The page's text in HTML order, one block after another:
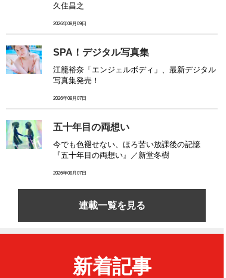
久住昌之
2026年08月09日
SPA！デジタル写真集
江籠裕奈「エンジェルボディ」、最新デジタル
写真集発売！
2026年08月07日
五十年目の両想い
今でも色褪せない、ほろ苦い放課後の記憶
『五十年目の両想い』／新堂冬樹
2026年08月07日
連載一覧を見る
新着記事